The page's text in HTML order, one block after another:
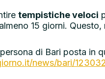
tempistiche veloci
15 giorni.
di Bari posta in
news/bari/